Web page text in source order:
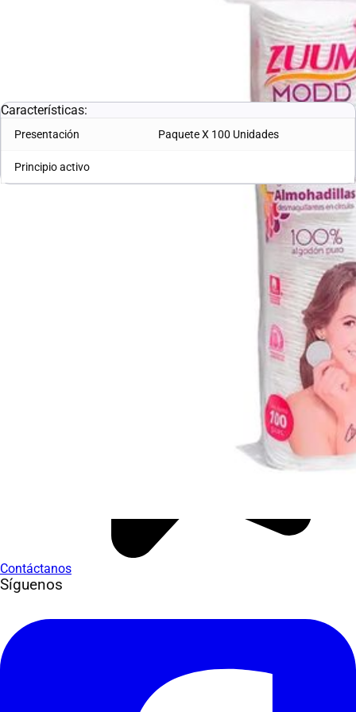
L. 102.00
Características:
Presentación Paquete X 100 Unidades
Principio activo
Contáctanos
Síguenos